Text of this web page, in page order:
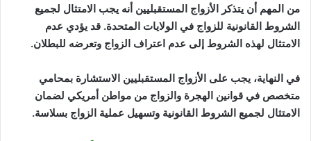
من المهم أن يتذكر الأزواج المستقبليين أنه يجب الامتثال لجميع
الشروط القانونية للزواج في الولايات المتحدة. قد يؤدي عدم
الامتثال لهذه الشروط إلى عدم اعتراف الزواج وتعرضه للبطلان.
في النهاية، يجب على الأزواج المستقبليين الاستشارة بمحامي
متخصص في قوانين الهجرة والزواج من مواطن أمريكي لضمان
الامتثال لجميع الشروط القانونية وتسهيل عملية الزواج بسلاسة.